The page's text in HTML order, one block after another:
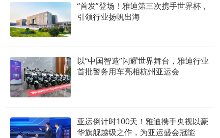
“首发”登场！雅迪第三次携手世界杯，
引领行业扬帆出海
以“中国智造”闪耀世界舞台，雅迪行业
首批警务用车亮相杭州亚运会
亚运倒计时100天！雅迪携手央视以豪
华旗舰越级之作，为亚运盛会冠能